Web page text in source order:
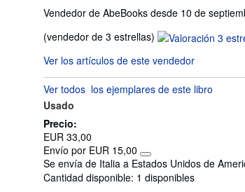
Vendedor de AbeBooks desde 10 de
(vendedor de 3 estrellas) Calificación
vendedor:
3
de
Ver los artículos de este vendedor
Ver todos los ejemplares de este libro
Usado
Precio:
EUR 33,00
Envío por EUR 15,00
Más
información
sobre
Se envía de Italia a Estados Unidos de
Cantidad disponible: 1 disponibles